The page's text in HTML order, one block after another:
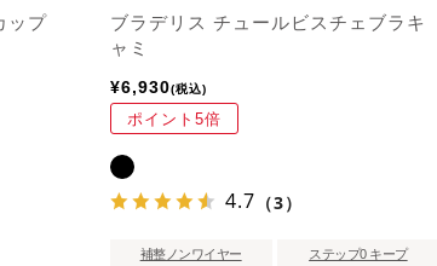
ップ
ブラデリス チュールビスチェブラキ
ャミ
¥6,930 税込
ポイント5倍
4.7 （3）
補整ノンワイヤー ステップ0 キープ